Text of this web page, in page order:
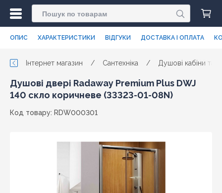
ОПИС ХАРАКТЕРИСТИКИ ВІДГУКИ ДОСТАВКА І ОПЛАТА
Інтернет магазин / Сантехніка / Душові кабіни та
Душові двері Radaway Premium Plus DWJ
140 скло коричневе (33323-01-08N)
Код товару: RDW000301